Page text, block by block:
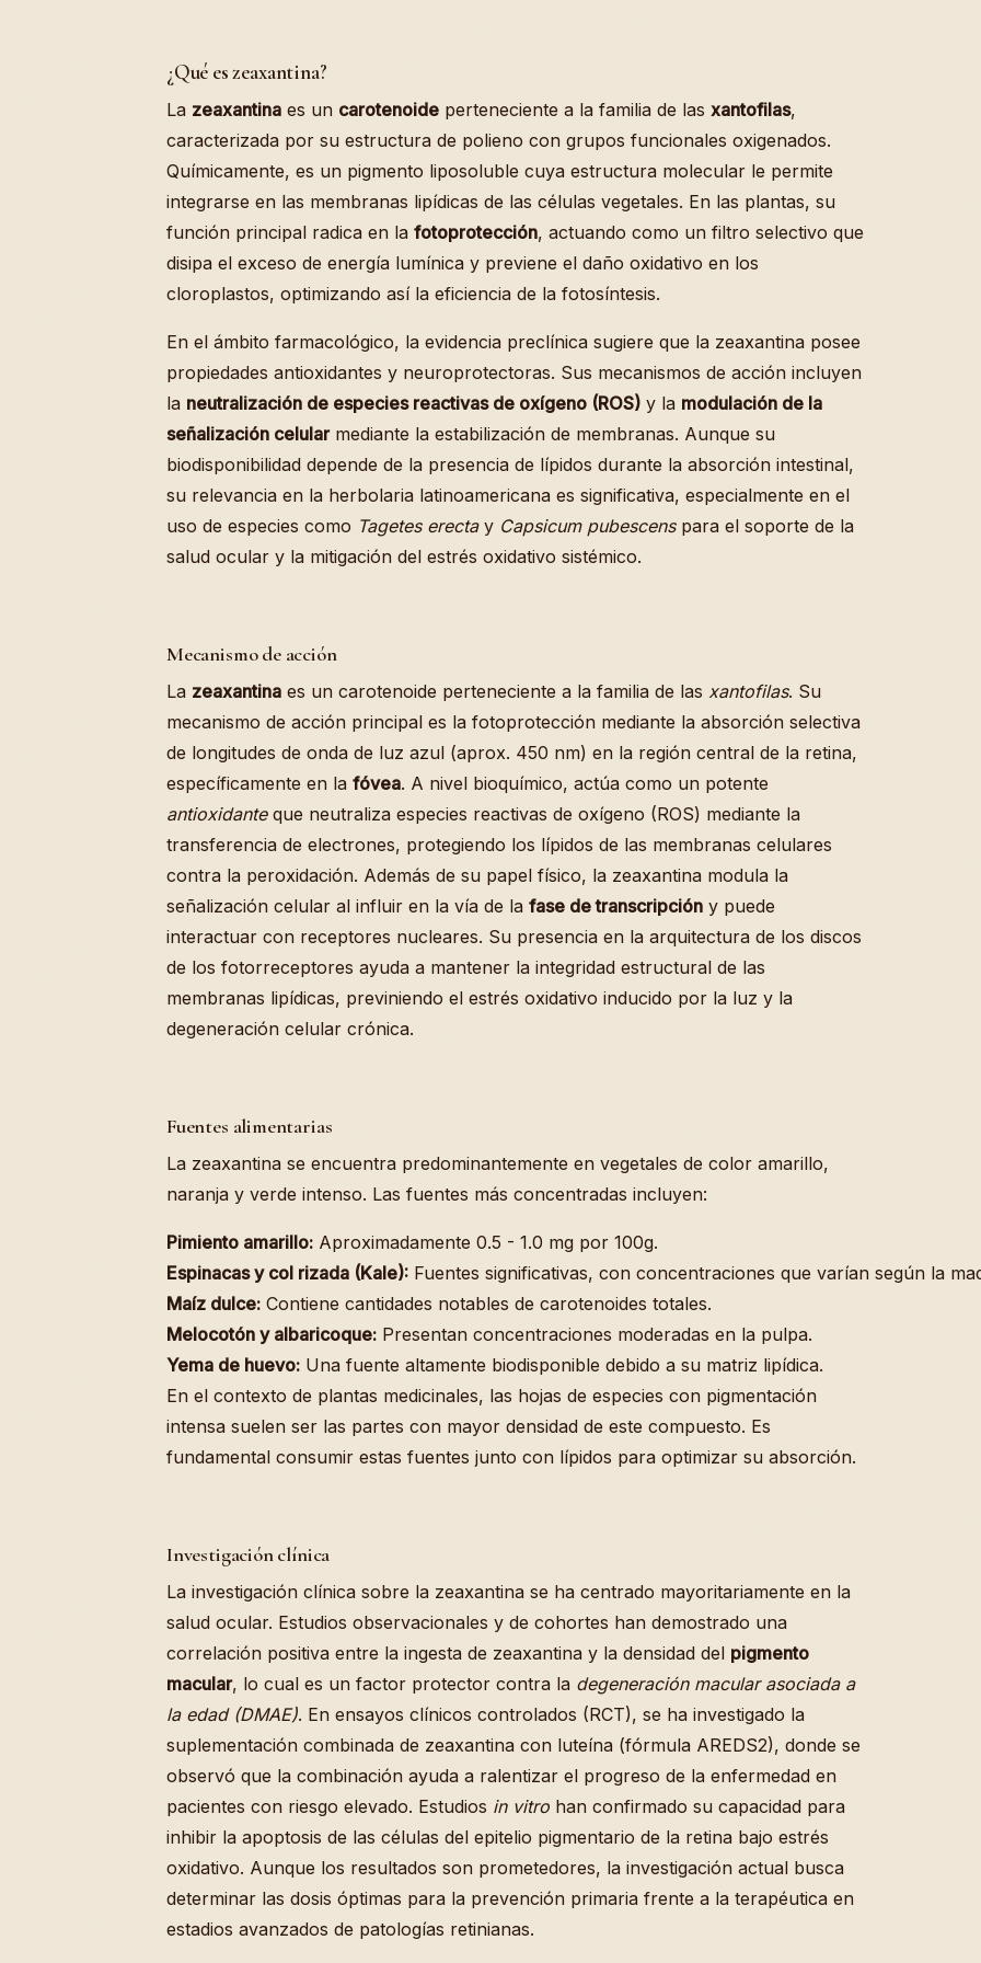
¿Qué es zeaxantina?
La zeaxantina es un carotenoide perteneciente a la familia de las xantofilas,
caracterizada por su estructura de polieno con grupos funcionales oxigenados.
Químicamente, es un pigmento liposoluble cuya estructura molecular le permite
integrarse en las membranas lipídicas de las células vegetales. En las plantas, su
función principal radica en la fotoprotección, actuando como un filtro selectivo que
disipa el exceso de energía lumínica y previene el daño oxidativo en los
cloroplastos, optimizando así la eficiencia de la fotosíntesis.
En el ámbito farmacológico, la evidencia preclínica sugiere que la zeaxantina posee
propiedades antioxidantes y neuroprotectoras. Sus mecanismos de acción incluyen
la neutralización de especies reactivas de oxígeno (ROS) y la modulación de la
señalización celularmediante la estabilización de membranas. Aunque su
biodisponibilidad depende de la presencia de lípidos durante la absorción intestinal,
su relevancia en la herbolaria latinoamericana es significativa, especialmente en el
uso de especies como Tagetes erectay Capsicum pubescenspara el soporte de la
salud ocular y la mitigación del estrés oxidativo sistémico.
Mecanismo de acción
La zeaxantina es un carotenoide perteneciente a la familia de las xantofilas. Su
mecanismo de acción principal es la fotoprotección mediante la absorción selectiva
de longitudes de onda de luz azul (aprox. 450 nm) en la región central de la retina,
específicamente en la fóvea. A nivel bioquímico, actúa como un potente
antioxidanteque neutraliza especies reactivas de oxígeno (ROS) mediante la
transferencia de electrones, protegiendo los lípidos de las membranas celulares
contra la peroxidación. Además de su papel físico, la zeaxantina modula la
señalización celular al influir en la vía de la fase de transcripción y puede
interactuar con receptores nucleares. Su presencia en la arquitectura de los discos
de los fotorreceptores ayuda a mantener la integridad estructural de las
membranas lipídicas, previniendo el estrés oxidativo inducido por la luz y la
degeneración celular crónica.
Fuentes alimentarias
La zeaxantina se encuentra predominantemente en vegetales de color amarillo,
naranja y verde intenso. Las fuentes más concentradas incluyen:
Pimiento amarillo: Aproximadamente 0.5 - 1.0 mg por 100g.
Espinacas y col rizada (Kale): Fuentes significativas, con concentraciones que varían según la
Maíz dulce: Contiene cantidades notables de carotenoides totales.
Melocotón y albaricoque: Presentan concentraciones moderadas en la pulpa.
Yema de huevo: Una fuente altamente biodisponible debido a su matriz lipídica.
En el contexto de plantas medicinales, las hojas de especies con pigmentación
intensa suelen ser las partes con mayor densidad de este compuesto. Es
fundamental consumir estas fuentes junto con lípidos para optimizar su absorción.
Investigación clínica
La investigación clínica sobre la zeaxantina se ha centrado mayoritariamente en la
salud ocular. Estudios observacionales y de cohortes han demostrado una
correlación positiva entre la ingesta de zeaxantina y la densidad del pigmento
macular, lo cual es un factor protector contra la degeneración macular asociada a
la edad (DMAE). En ensayos clínicos controlados (RCT), se ha investigado la
suplementación combinada de zeaxantina con luteína (fórmula AREDS2), donde se
observó que la combinación ayuda a ralentizar el progreso de la enfermedad en
pacientes con riesgo elevado. Estudios in vitro han confirmado su capacidad para
inhibir la apoptosis de las células del epitelio pigmentario de la retina bajo estrés
oxidativo. Aunque los resultados son prometedores, la investigación actual busca
determinar las dosis óptimas para la prevención primaria frente a la terapéutica en
estadios avanzados de patologías retinianas.